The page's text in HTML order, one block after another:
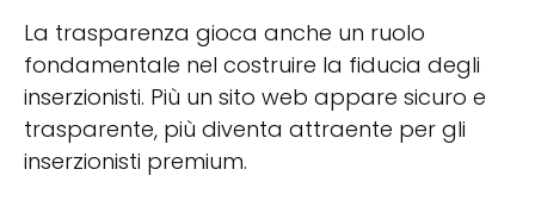
La trasparenza gioca anche un ruolo
fondamentale nel costruire la fiducia degli
inserzionisti. Più un sito web appare sicuro e
trasparente, più diventa attraente per gli
inserzionisti premium.